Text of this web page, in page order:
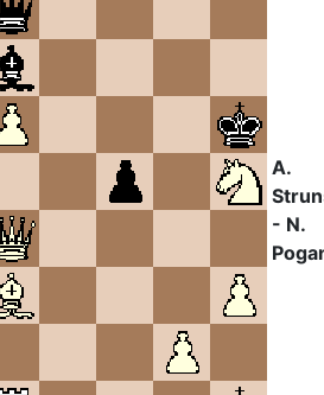
A.
- N.